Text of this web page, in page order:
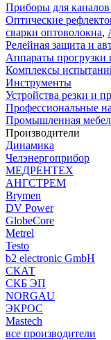
Приборы для каналов
Оптические
сварки оптоволокна,
Релейная защита и
Аппараты
Комплексы
Инструменты
Устройства резки и
Профессиональные
Промышленная
Производители
Динамика
Челэнергоприбор
МЕДРЕНТЕХ
АНГСТРЕМ
Brymen
DV Power
GlobeCore
Metrel
Testo
b2 electronic GmbH
СКАТ
СКБ ЭП
NORGAU
ЭКРОС
Mastech
все производители